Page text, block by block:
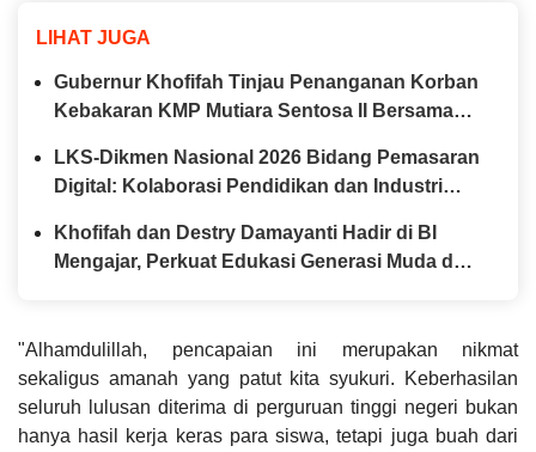
LIHAT JUGA
Gubernur Khofifah Tinjau Penanganan Korban
Kebakaran KMP Mutiara Sentosa II Bersama
LKS-Dikmen Nasional 2026 Bidang Pemasaran
Digital: Kolaborasi Pendidikan dan Industri
Khofifah dan Destry Damayanti Hadir di BI
Mengajar, Perkuat Edukasi Generasi Muda dan
"Alhamdulillah, pencapaian ini merupakan nikmat
sekaligus amanah yang patut kita syukuri. Keberhasilan
seluruh lulusan diterima di perguruan tinggi negeri bukan
hanya hasil kerja keras para siswa, tetapi juga buah dari